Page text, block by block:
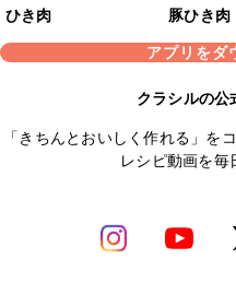
ひき肉
豚ひき肉
アプリをダ
クラシルの公
「きちんとおいしく作れる」を
レシピ動画を毎